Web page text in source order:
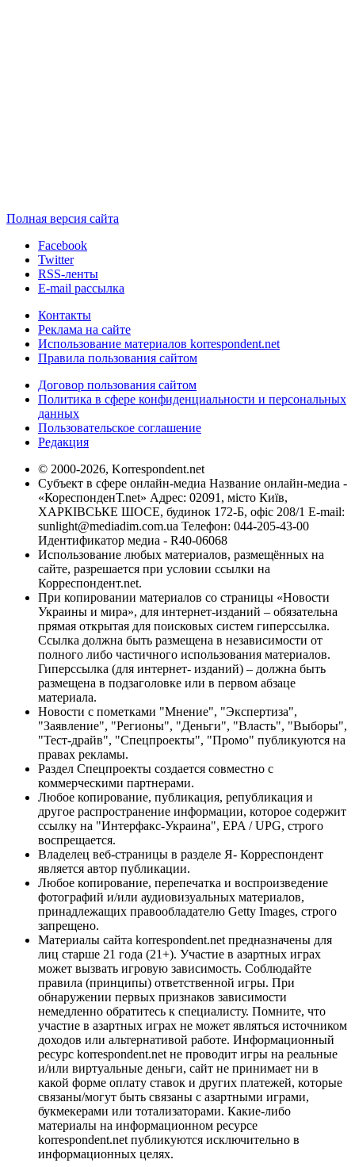
Полная версия сайта
Facebook
Twitter
RSS-ленты
E-mail рассылка
Контакты
Реклама на сайте
Использование материалов korrespondent.net
Правила пользования сайтом
Договор пользования сайтом
Политика в сфере конфиденциальности и персональных
данных
Пользовательское соглашение
Редакция
© 2000-2026, Korrespondent.net
Субъект в сфере онлайн-медиа Название онлайн-медиа -
«КореспонденТ.net» Адрес: 02091, місто Київ,
ХАРКІВСЬКЕ ШОСЕ, будинок 172-Б, офіс 208/1 E-mail:
sunlight@mediadim.com.ua Телефон: 044-205-43-00
Идентификатор медиа - R40-06068
Использование любых материалов, размещённых на
сайте, разрешается при условии ссылки на
Корреспондент.net.
При копировании материалов со страницы «Новости
Украины и мира», для интернет-изданий – обязательна
прямая открытая для поисковых систем гиперссылка.
Ссылка должна быть размещена в независимости от
полного либо частичного использования материалов.
Гиперссылка (для интернет- изданий) – должна быть
размещена в подзаголовке или в первом абзаце
материала.
Новости с пометками "Мнение", "Экспертиза",
"Заявление", "Регионы", "Деньги", "Власть", "Выборы",
"Тест-драйв", "Спецпроекты", "Промо" публикуются на
правах рекламы.
Раздел Спецпроекты создается совместно с
коммерческими партнерами.
Любое копирование, публикация, републикация и
другое распространение информации, которое содержит
ссылку на "Интерфакс-Украина", EPA / UPG, строго
воспрещается.
Владелец веб-страницы в разделе Я- Корреспондент
является автор публикации.
Любое копирование, перепечатка и воспроизведение
фотографий и/или аудиовизуальных материалов,
принадлежащих правообладателю Getty Images, строго
запрещено.
Материалы сайта korrespondent.net предназначены для
лиц старше 21 года (21+). Участие в азартных играх
может вызвать игровую зависимость. Соблюдайте
правила (принципы) ответственной игры. При
обнаружении первых признаков зависимости
немедленно обратитесь к специалисту. Помните, что
участие в азартных играх не может являться источником
доходов или альтернативой работе. Информационный
ресурс korrespondent.net не проводит игры на реальные
и/или виртуальные деньги, сайт не принимает ни в
какой форме оплату ставок и других платежей, которые
связаны/могут быть связаны с азартными играми,
букмекерами или тотализаторами. Какие-либо
материалы на информационном ресурсе
korrespondent.net публикуются исключительно в
информационных целях.